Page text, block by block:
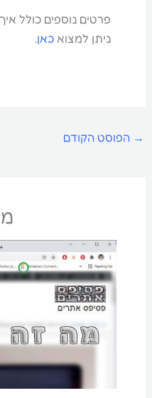
פרטים נוספים כולל
ניתן למצואכאן.
→ הפוסט הקודם